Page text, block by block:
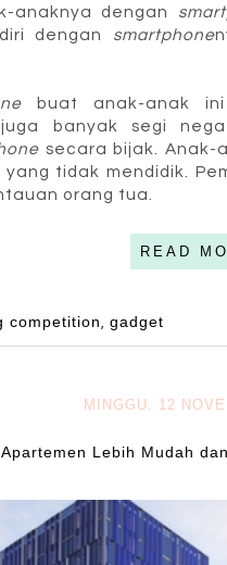
anaknya dengan
dengan smartphone
buat anak-anak
banyak segi
secara bijak. Anak-
tidak mendidik.
orang tua.
READ
competition,gadget
MINGGU, 12
Lebih Mudah